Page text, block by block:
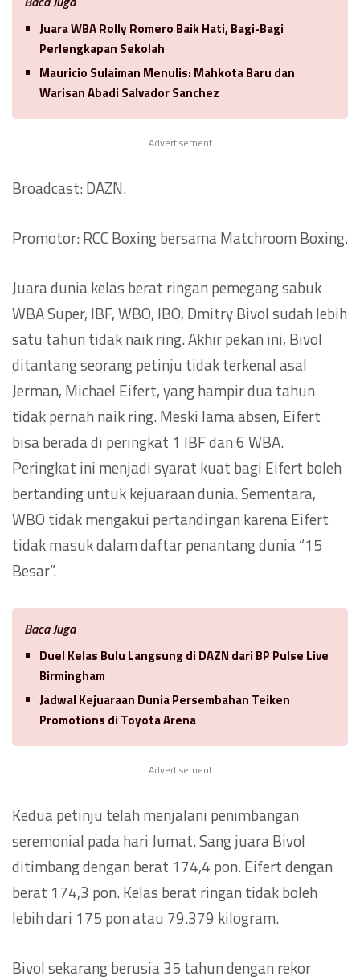
Juara WBA Rolly Romero Baik Hati, Bagi-Bagi
Perlengkapan Sekolah
Mauricio Sulaiman Menulis: Mahkota Baru dan
Warisan Abadi Salvador Sanchez
Advertisement
Broadcast: DAZN.
Promotor: RCC Boxing bersama Matchroom Boxing.
Juara dunia kelas berat ringan pemegang sabuk
WBA Super, IBF, WBO, IBO, Dmitry Bivol sudah lebih
satu tahun tidak naik ring. Akhir pekan ini, Bivol
ditantang seorang petinju tidak terkenal asal
Jerman, Michael Eifert, yang hampir dua tahun
tidak pernah naik ring. Meski lama absen, Eifert
bisa berada di peringkat 1 IBF dan 6 WBA.
Peringkat ini menjadi syarat kuat bagi Eifert boleh
bertanding untuk kejuaraan dunia. Sementara,
WBO tidak mengakui pertandingan karena Eifert
tidak masuk dalam daftar penantang dunia “15
Besar”.
Baca Juga
Duel Kelas Bulu Langsung di DAZN dari BP Pulse Live
Birmingham
Jadwal Kejuaraan Dunia Persembahan Teiken
Promotions di Toyota Arena
Advertisement
Kedua petinju telah menjalani penimbangan
seremonial pada hari Jumat. Sang juara Bivol
ditimbang dengan berat 174,4 pon. Eifert dengan
berat 174,3 pon. Kelas berat ringan tidak boleh
lebih dari 175 pon atau 79.379 kilogram.
Bivol sekarang berusia 35 tahun dengan rekor